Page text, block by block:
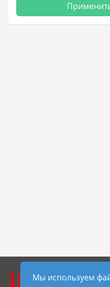
1 МАСЕЛ
Мы используем